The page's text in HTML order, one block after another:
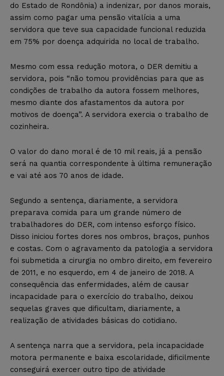
do Estado de Rondônia) a indenizar, por danos morais,
assim como pagar uma pensão vitalícia a uma
servidora que teve sua capacidade funcional reduzida
em 75% por doença adquirida no local de trabalho.
Mesmo com essa redução motora, o DER demitiu a
servidora, pois “não tomou providências para que as
condições de trabalho da autora fossem melhores,
mesmo diante dos afastamentos da autora por
motivos de doença”. A servidora exercia o trabalho de
cozinheira.
O valor do dano moral é de 10 mil reais, já a pensão
será na quantia correspondente à última remuneração
e vai até aos 70 anos de idade.
Segundo a sentença, diariamente, a servidora
preparava comida para um grande número de
trabalhadores do DER, com intenso esforço físico.
Disso iniciou fortes dores nos ombros, braços, punhos
e costas. Com o agravamento da patologia a servidora
foi submetida a cirurgia no ombro direito, em fevereiro
de 2011, e no esquerdo, em 4 de janeiro de 2018. A
consequência das enfermidades, além de causar
incapacidade para o exercício do trabalho, deixou
sequelas graves que dificultam, diariamente, a
realização de atividades básicas do cotidiano.
A sentença narra que a servidora, pela incapacidade
motora permanente e baixa escolaridade, dificilmente
conseguirá exercer outro tipo de atividade